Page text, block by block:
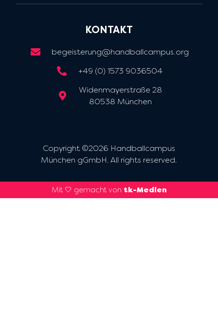
KONTAKT
begeisterung@handballcampus.org
+49 (0) 1573 9036504
Widenmayerstraße 28
80538 München
Copyright ©2026 Handballcampus
München gGmbH. All rights reserved.
Mit 🤍 gemacht von tk-Medien